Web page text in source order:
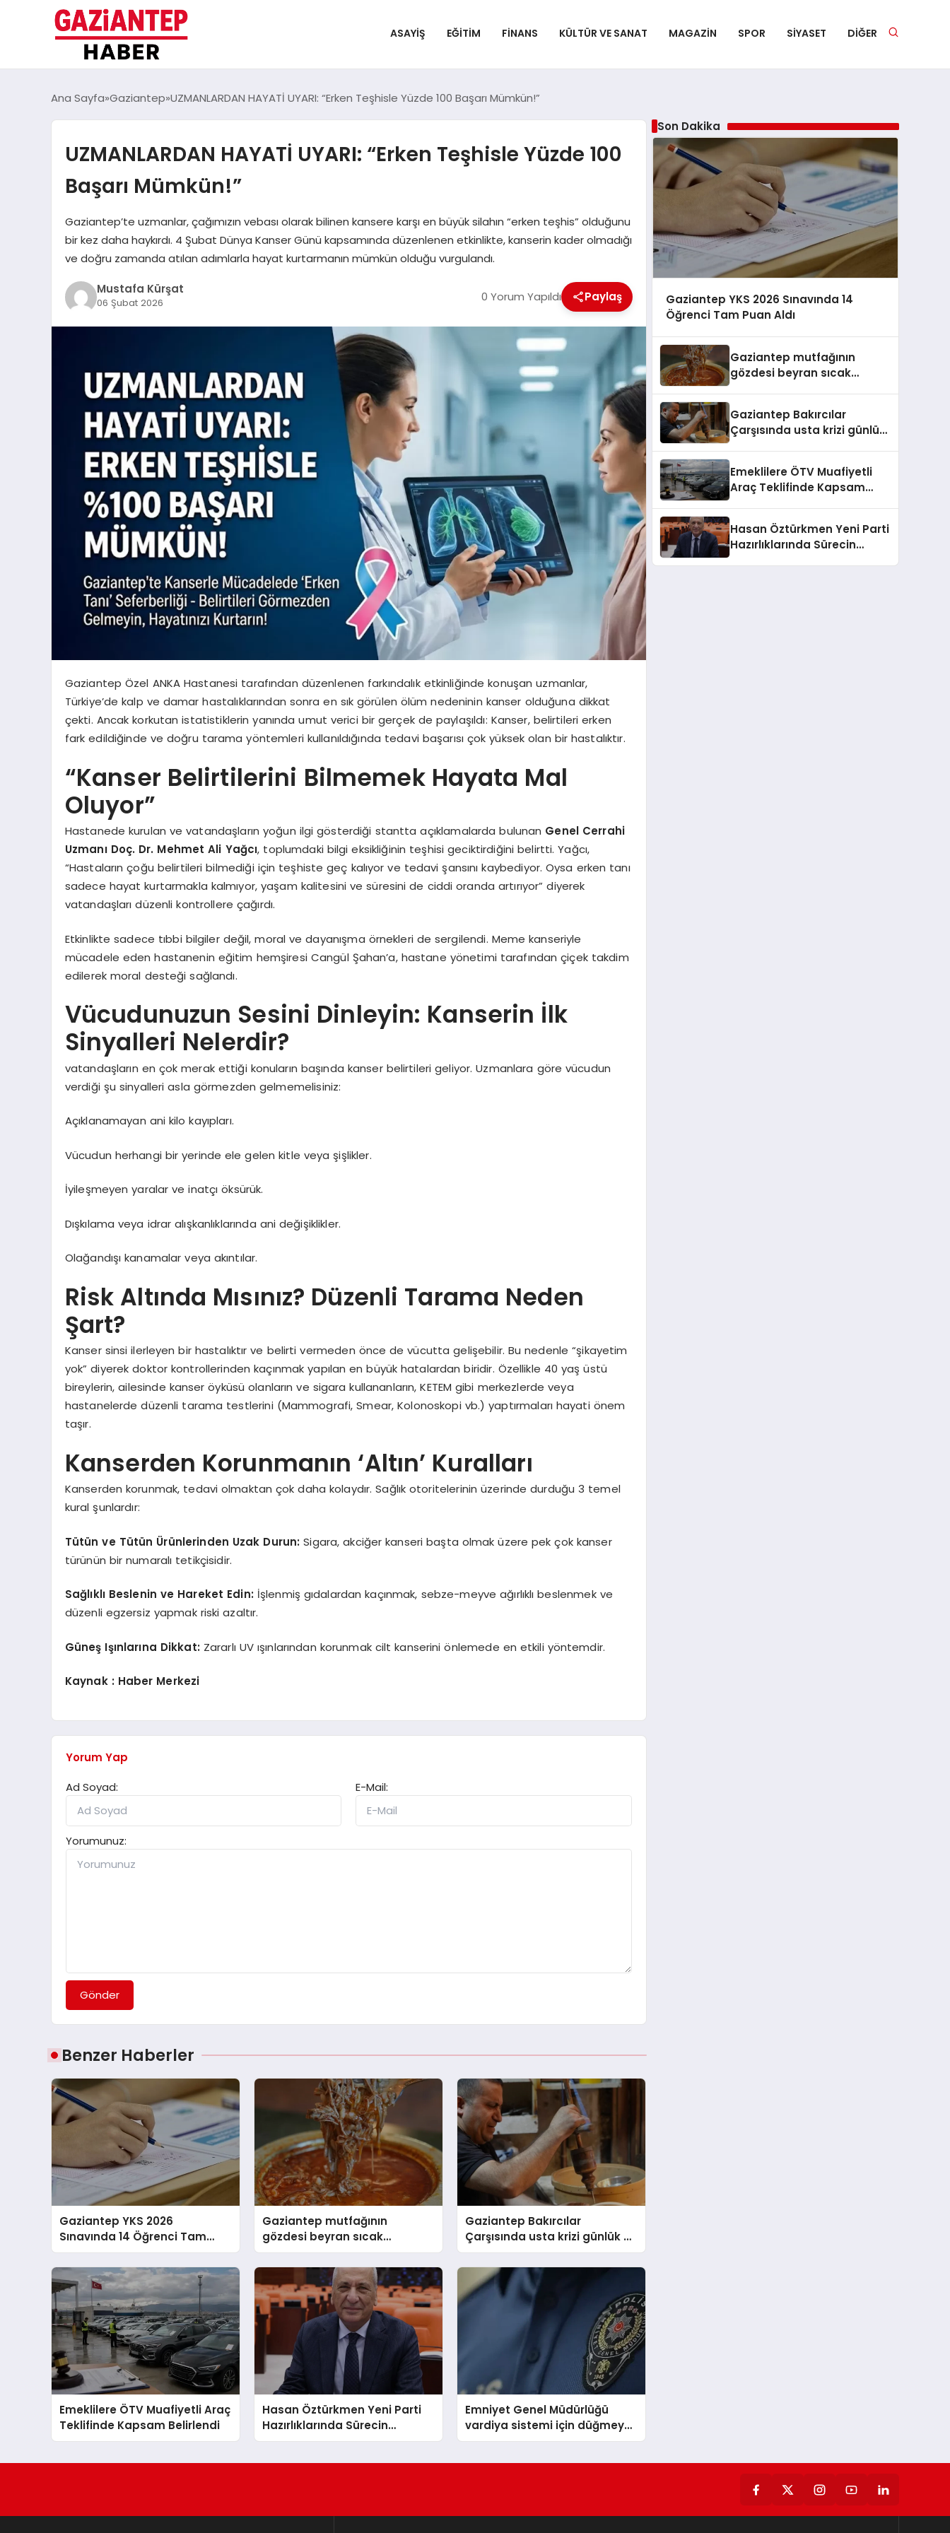
ASAYIŞ EĞITIM FINANS KÜLTÜR VE SANAT MAGAZIN SPOR SIYASET DIĞER
Ana Sayfa Gaziantep UZMANLARDAN HAYATİ UYARI: “Erken Teşhisle Yüzde 100 Başarı Mümkün!”
UZMANLARDAN HAYATİ UYARI: “Erken Teşhisle Yüzde 100
Başarı Mümkün!”
Gaziantep’te uzmanlar, çağımızın vebası olarak bilinen kansere karşı en büyük silahın “erken teşhis” olduğunu
bir kez daha haykırdı. 4 Şubat Dünya Kanser Günü kapsamında düzenlenen etkinlikte, kanserin kader olmadığı
ve doğru zamanda atılan adımlarla hayat kurtarmanın mümkün olduğu vurgulandı.
Mustafa Kürşat
06 Şubat 2026 0 Yorum Yapıldı Paylaş
Gaziantep Özel ANKA Hastanesi tarafından düzenlenen farkındalık etkinliğinde konuşan uzmanlar,
Türkiye’de kalp ve damar hastalıklarından sonra en sık görülen ölüm nedeninin kanser olduğuna dikkat
çekti. Ancak korkutan istatistiklerin yanında umut verici bir gerçek de paylaşıldı: Kanser, belirtileri erken
fark edildiğinde ve doğru tarama yöntemleri kullanıldığında tedavi başarısı çok yüksek olan bir hastalıktır.
“Kanser Belirtilerini Bilmemek Hayata Mal
Oluyor”
Hastanede kurulan ve vatandaşların yoğun ilgi gösterdiği stantta açıklamalarda bulunan Genel Cerrahi
Uzmanı Doç. Dr. Mehmet Ali Yağcı, toplumdaki bilgi eksikliğinin teşhisi geciktirdiğini belirtti. Yağcı,
“Hastaların çoğu belirtileri bilmediği için teşhiste geç kalıyor ve tedavi şansını kaybediyor. Oysa erken tanı
sadece hayat kurtarmakla kalmıyor, yaşam kalitesini ve süresini de ciddi oranda artırıyor” diyerek
vatandaşları düzenli kontrollere çağırdı.
Etkinlikte sadece tıbbi bilgiler değil, moral ve dayanışma örnekleri de sergilendi. Meme kanseriyle
mücadele eden hastanenin eğitim hemşiresi Cangül Şahan’a, hastane yönetimi tarafından çiçek takdim
edilerek moral desteği sağlandı.
Vücudunuzun Sesini Dinleyin: Kanserin İlk
Sinyalleri Nelerdir?
vatandaşların en çok merak ettiği konuların başında kanser belirtileri geliyor. Uzmanlara göre vücudun
verdiği şu sinyalleri asla görmezden gelmemelisiniz:
Açıklanamayan ani kilo kayıpları.
Vücudun herhangi bir yerinde ele gelen kitle veya şişlikler.
İyileşmeyen yaralar ve inatçı öksürük.
Dışkılama veya idrar alışkanlıklarında ani değişiklikler.
Olağandışı kanamalar veya akıntılar.
Risk Altında Mısınız? Düzenli Tarama Neden
Şart?
Kanser sinsi ilerleyen bir hastalıktır ve belirti vermeden önce de vücutta gelişebilir. Bu nedenle “şikayetim
yok” diyerek doktor kontrollerinden kaçınmak yapılan en büyük hatalardan biridir. Özellikle 40 yaş üstü
bireylerin, ailesinde kanser öyküsü olanların ve sigara kullananların, KETEM gibi merkezlerde veya
hastanelerde düzenli tarama testlerini (Mammografi, Smear, Kolonoskopi vb.) yaptırmaları hayati önem
taşır.
Kanserden Korunmanın ‘Altın’ Kuralları
Kanserden korunmak, tedavi olmaktan çok daha kolaydır. Sağlık otoritelerinin üzerinde durduğu 3 temel
kural şunlardır:
Tütün ve Tütün Ürünlerinden Uzak Durun: Sigara, akciğer kanseri başta olmak üzere pek çok kanser
türünün bir numaralı tetikçisidir.
Sağlıklı Beslenin ve Hareket Edin: İşlenmiş gıdalardan kaçınmak, sebze-meyve ağırlıklı beslenmek ve
düzenli egzersiz yapmak riski azaltır.
Güneş Işınlarına Dikkat: Zararlı UV ışınlarından korunmak cilt kanserini önlemede en etkili yöntemdir.
Kaynak : Haber Merkezi
Yorum Yap
Ad Soyad:
E-Mail:
Yorumunuz:
Gönder
Benzer Haberler
Gaziantep YKS 2026
Sınavında 14 Öğrenci Tam
Puan Aldı
Gaziantep mutfağının
gözdesi beyran sıcak
havalara direniyor
Gaziantep Bakırcılar
Çarşısında usta krizi günlük 2
bin lira yetmedi
Emeklilere ÖTV Muafiyetli Araç
Teklifinde Kapsam Belirlendi
Hasan Öztürkmen Yeni Parti
Hazırlıklarında Sürecin
Ertelendiğini Açıkladı
Emniyet Genel Müdürlüğü
vardiya sistemi için düğmeye
bastı
Son Dakika
Gaziantep YKS 2026 Sınavında 14
Öğrenci Tam Puan Aldı
Gaziantep mutfağının
gözdesi beyran sıcak
Gaziantep Bakırcılar
Çarşısında usta krizi günlük
Emeklilere ÖTV Muafiyetli
Araç Teklifinde Kapsam
Hasan Öztürkmen Yeni Parti
Hazırlıklarında Sürecin